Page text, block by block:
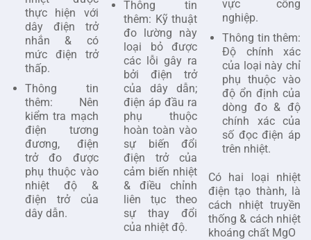
thực hiện với
dây điện trở
nhắn & có
mức điện trở
thấp.
Thông tin
thêm: Nên
kiểm tra mạch
điện tương
đương, điện
trở đo được
phụ thuộc vào
nhiệt độ &
điện trở của
dây dẫn.
Thông tin
thêm: Kỹ thuật
đo lường này
loại bỏ được
các lỗi gây ra
bởi điện trở
của dây dẫn;
điện áp đầu ra
phụ thuộc
hoàn toàn vào
sự biến đổi
điện trở của
cảm biến nhiệt
& điều chỉnh
liên tục theo
sự thay đổi
của nhiệt độ.
vực công
nghiệp.
Thông tin thêm:
Độ chính xác
của loại này chỉ
phụ thuộc vào
độ ổn định của
dòng đo & độ
chính xác của
số đọc điện áp
trên nhiệt.
Có hai loại nhiệt
điện tạo thành, là
cách nhiệt truyền
thống & cách nhiệt
khoáng chất MgO